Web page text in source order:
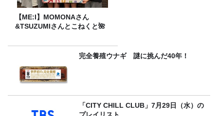
【ME:I】MOMONAさん
&TSUZUMIさんとこねくと🌺
完全養殖ウナギ 謎に挑んだ40年！
「CITY CHILL CLUB」7月29日（水）の